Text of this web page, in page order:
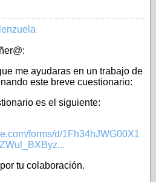
me ayudaras en un trabajo de
este breve cuestionario:
es el siguiente:
forms/d/1Fh34hJWG00X1
tu colaboración.